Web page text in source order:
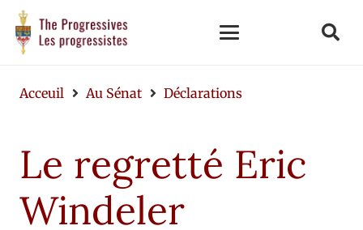
Acceuil Au Sénat Déclarations
Le regretté Eric
Windeler